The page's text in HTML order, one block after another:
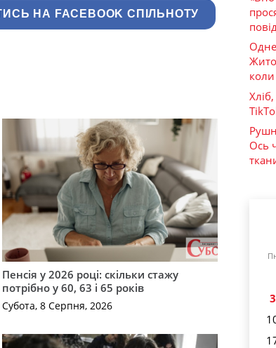
НА FACEBOOK СПІЛЬНОТУ
Пенсія у 2026 році: скільки стажу
потрібно у 60, 63 і 65 років
Субота, 8 Серпня, 2026
Ось
3